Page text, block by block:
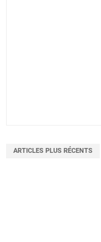
ARTICLES PLUS RÉCENTS